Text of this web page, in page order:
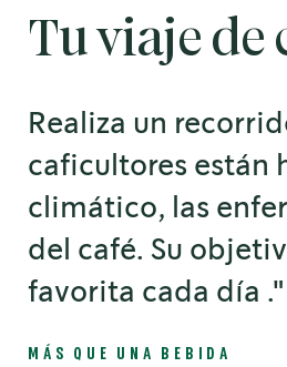
Tu viaje
Realiza un
caficultores están
climático, las
del café. Su
favorita cada día ."
MÁS QUE UNA BEBIDA